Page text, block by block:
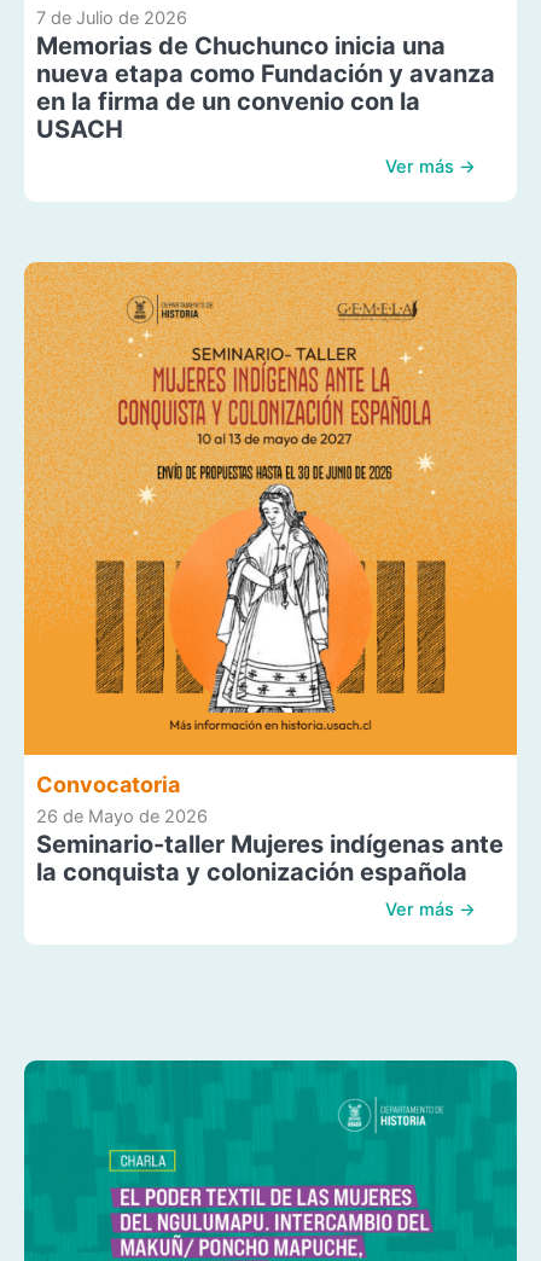
7 de Julio de 2026
Memorias de Chuchunco inicia una
nueva etapa como Fundación y avanza
en la firma de un convenio con la
USACH
Ver más →
Convocatoria
26 de Mayo de 2026
Seminario-taller Mujeres indígenas ante
la conquista y colonización española
Ver más →